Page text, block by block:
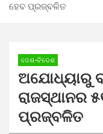
ହେବ ପ୍ରଜ୍ବଳିତ
ଦେଶ-ବିଦେଶ
ଅଯୋଧ୍ୟାରୁ
ରାଜସ୍ଥାନର
ପ୍ରଜ୍ବଳିତ